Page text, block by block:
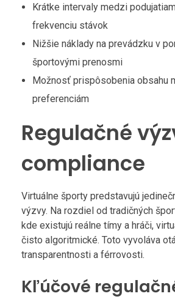
Krátke intervaly medzi
frekvenciu stávok
Nižšie náklady na prevádzku v
športovými prenosmi
Možnosť prispôsobenia obsahu
preferenciám
Regulačné
compliance
Virtuálne športy predstavujú
výzvy. Na rozdiel od tradičných
kde existujú reálne tímy a hráči,
čisto algoritmické. Toto vyvoláva
transparentnosti a férrovosti.
Kľúčové